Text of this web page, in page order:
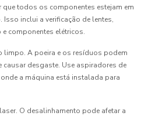
todos os componentes estejam em
inclui a verificação de lentes,
componentes elétricos.
limpo. A poeira e os resíduos podem
causar desgaste. Use aspiradores de
a máquina está instalada para
O desalinhamento pode afetar a